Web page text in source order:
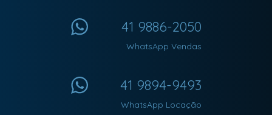
41 9886-2050
WhatsApp Vendas
41 9894-9493
WhatsApp Locação